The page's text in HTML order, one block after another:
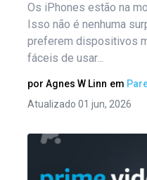
Os iPhones estão na
Isso não é nenhuma
preferem dispositivos
fáceis de usar...
por Agnes W Linn em
Atualizado 01 jun, 2026